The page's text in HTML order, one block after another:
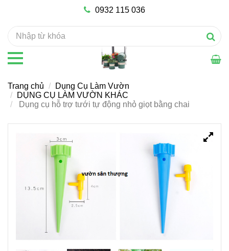
0932 115 036
Trang chủ
Dụng Cụ Làm Vườn
DỤNG CỤ LÀM VƯỜN KHÁC
Dụng cụ hỗ trợ tưới tự động nhỏ giọt bằng chai